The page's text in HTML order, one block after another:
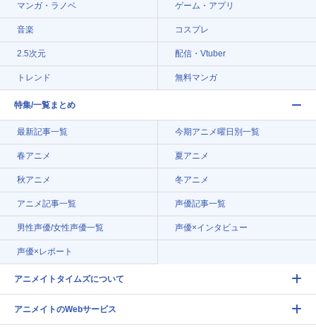
マンガ・ラノベ ゲーム・アプリ
音楽 コスプレ
2.5次元 配信・Vtuber
トレンド 無料マンガ
特集/一覧まとめ
最新記事一覧 今期アニメ曜日別一覧
春アニメ 夏アニメ
秋アニメ 冬アニメ
アニメ記事一覧 声優記事一覧
男性声優/女性声優一覧 声優×インタビュー
声優×レポート
アニメイトタイムズについて
アニメイトのWebサービス